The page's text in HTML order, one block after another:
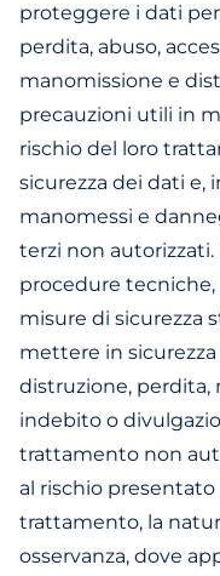
proteggere i dati
perdita, abuso,
manomissione e
precauzioni utili in
rischio del loro
sicurezza dei dati e,
manomessi e
terzi non autorizzati.
procedure tecniche,
misure di sicurezza
mettere in
distruzione, perdita,
indebito o
trattamento non
al rischio
trattamento, la
osservanza, dove